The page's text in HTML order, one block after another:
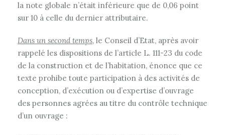
la note globale n’était inférieure que de 0,06 point
sur 10 à celle du dernier attributaire.
Dans un second temps, le Conseil d’Etat, après avoir
rappelé les dispositions de l’article L. 111-23 du code
de la construction et de l’habitation, énonce que ce
texte prohibe toute participation à des activités de
conception, d’exécution ou d’expertise d’ouvrage
des personnes agrées au titre du contrôle technique
d’un ouvrage :